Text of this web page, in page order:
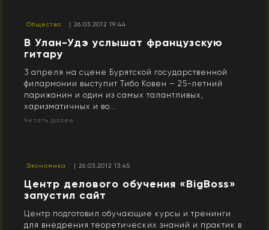
Общество | 26.03.2012 19:44
В Улан-Удэ услышат французскую
гитару
3 апреля на сцене Бурятской государственной
филармонии выступит Тибо Ковен – 25-летний
парижанин и один из самых талантливых,
харизматичных и во...
Читать далее...
Экономика | 26.03.2012 13:45
Центр делового обучения «BigBoss»
запустил сайт
Центр подготовил обучающие курсы и тренинги
для внедрения теоретических знаний и практик в